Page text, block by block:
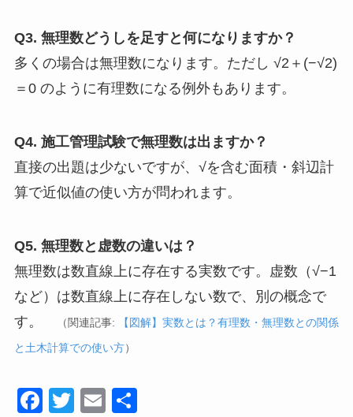
Q3. 無理数どうしを足すと何になりますか？
多くの場合は無理数になります。ただし √2＋(−√2)
＝0 のように有理数になる例外もあります。
Q4. 施工管理試験で無理数は出ますか？
直接の出題は少ないですが、√を含む面積・斜辺計
算で近似値の使い方が問われます。
Q5. 無理数と虚数の違いは？
無理数は数直線上に存在する実数です。虚数（√−1
など）は数直線上に存在しない数で、別の概念で
す。
（関連記事:
【図解】実数とは？有理数・無理数との関係
と土木計算での使い方）
F T E 共